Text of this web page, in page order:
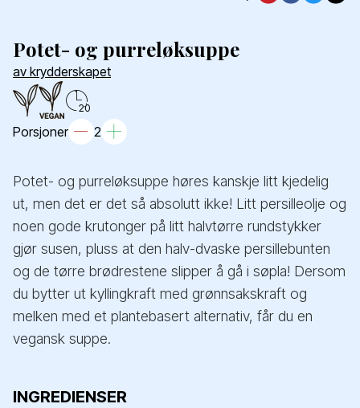
Potet- og purreløksuppe
av krydderskapet
20
Porsjoner 2
Potet- og purreløksuppe høres kanskje litt kjedelig
ut, men det er det så absolutt ikke! Litt persilleolje og
noen gode krutonger på litt halvtørre rundstykker
gjør susen, pluss at den halv-dvaske persillebunten
og de tørre brødrestene slipper å gå i søpla! Dersom
du bytter ut kyllingkraft med grønnsakskraft og
melken med et plantebasert alternativ, får du en
vegansk suppe.
INGREDIENSER